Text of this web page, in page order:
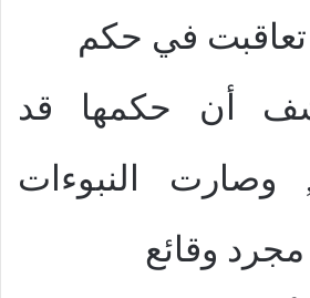
تعاقبت في حكم
أن حكمها قد
وصارت النبوءات
مجرد وقائع